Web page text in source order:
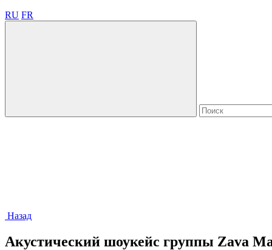
RU FR
Назад
Акустический шоукейс группы Zava